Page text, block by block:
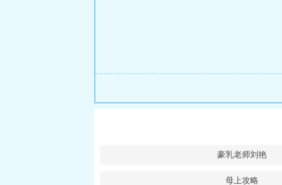
豪乳老师刘艳
母上攻略